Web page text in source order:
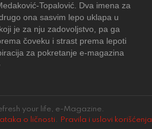
Topalović. Dva imena za
ona sasvim lepo uklapa u
je za nju zadovoljstvo, pa ga
čoveku i strast prema lepoti
za pokretanje e-magazina
your life, e-Magazine.
o ličnosti . Pravila i uslovi korišćenja